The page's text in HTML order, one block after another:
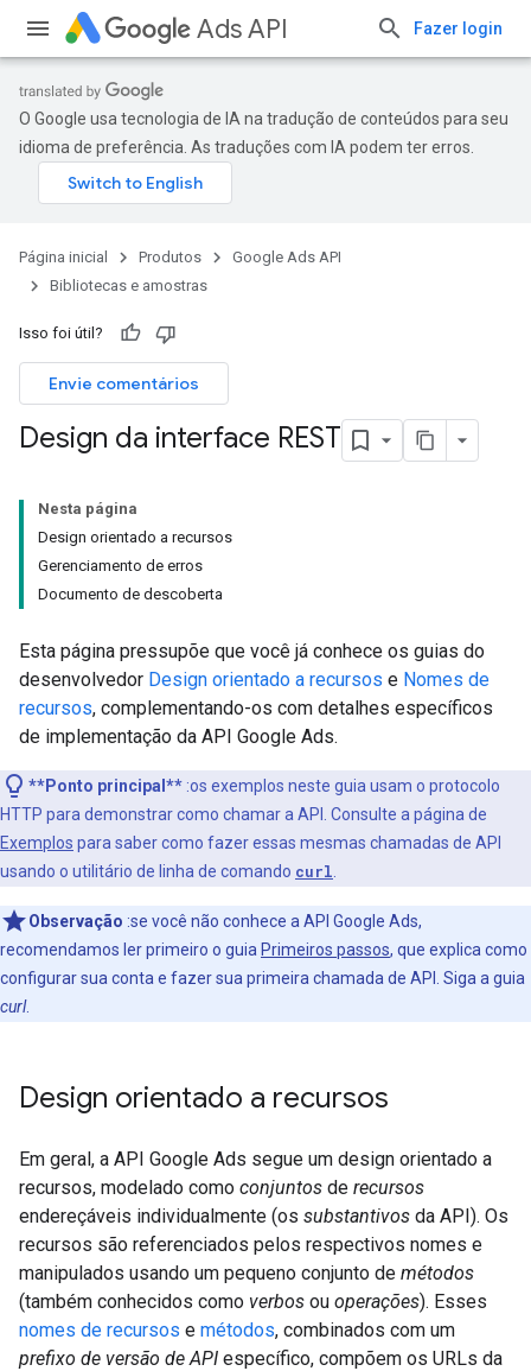
Ads API Fazer login
O Google usa tecnologia de IA na tradução de conteúdos para seu
idioma de preferência. As traduções com IA podem ter erros.
Página inicial Produtos
Google Ads API
Bibliotecas e amostras
Isso foi útil?
Envie comentários
Design da interface REST
Nesta página
Design orientado a recursos
Gerenciamento de erros
Documento de descoberta
Esta página pressupõe que você já conhece os guias do
desenvolvedor Design orientado a recursos e Nomes de
recursos, complementando-os com detalhes específicos
de implementação da API Google Ads.
**Ponto principal** :os exemplos neste guia usam o protocolo
HTTP para demonstrar como chamar a API. Consulte a página de
Exemplos para saber como fazer essas mesmas chamadas de API
usando o utilitário de linha de comando curl
Observação :se você não conhece a API Google Ads,
recomendamos ler primeiro o guia Primeiros passos, que explica como
configurar sua conta e fazer sua primeira chamada de API. Siga a guia
curl.
Design orientado a recursos
Em geral, a API Google Ads segue um design orientado a
recursos, modelado como conjuntos de recursos
endereçáveis individualmente (os substantivos da API). Os
recursos são referenciados pelos respectivos nomes e
manipulados usando um pequeno conjunto de métodos
(também conhecidos como verbos ou operações). Esses
nomes de recursos e métodos, combinados com um
prefixo de versão de API específico, compõem os URLs da